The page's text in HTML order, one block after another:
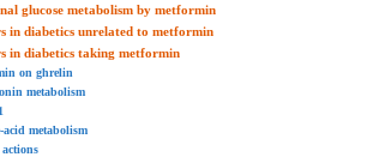
glucose metabolism by metformin
in diabetics unrelated to metformin
in diabetics taking metformin
on ghrelin
metabolism
metabolism